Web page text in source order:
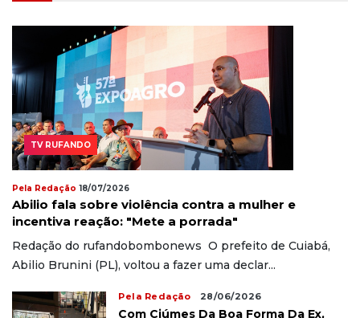
TV RUFANDO
Pela Redação 18/07/2026
Abilio fala sobre violência contra a mulher e
incentiva reação: "Mete a porrada"
Redação do rufandobombonews O prefeito de Cuiabá,
Abilio Brunini (PL), voltou a fazer uma declar...
Pela Redação 28/06/2026
Com Ciúmes Da Boa Forma Da Ex,